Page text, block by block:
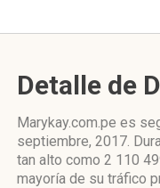
Detalle de
Marykay.com.pe es
septiembre, 2017.
tan alto como 2 110
mayoría de su tráfico